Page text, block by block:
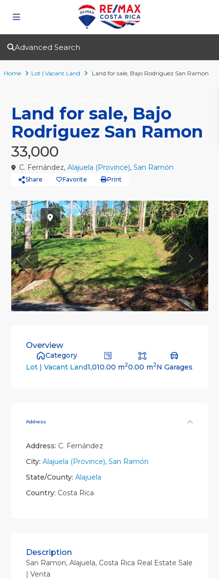
Advanced Search
Home Lot | Vacant Land Land for sale, Bajo Rodriguez San Ramon
Land for sale, Bajo
Rodriguez San Ramon
33,000
C. Fernández, Alajuela (Province), San Ramón
Share Favorite Print
Active
Previous
Overview
Category
Lot | Vacant Land1,010.00 m20.00 m2N Garages
Address
Address: C. Fernández
City: Alajuela (Province), San Ramón
State/County: Alajuela
Country: Costa Rica
Description
San Ramon, Alajuela, Costa Rica Real Estate Sale
| Venta